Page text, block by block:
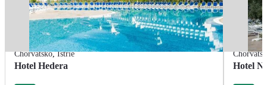
Chorvatsko,Istrie
Hotel Hedera Hotel